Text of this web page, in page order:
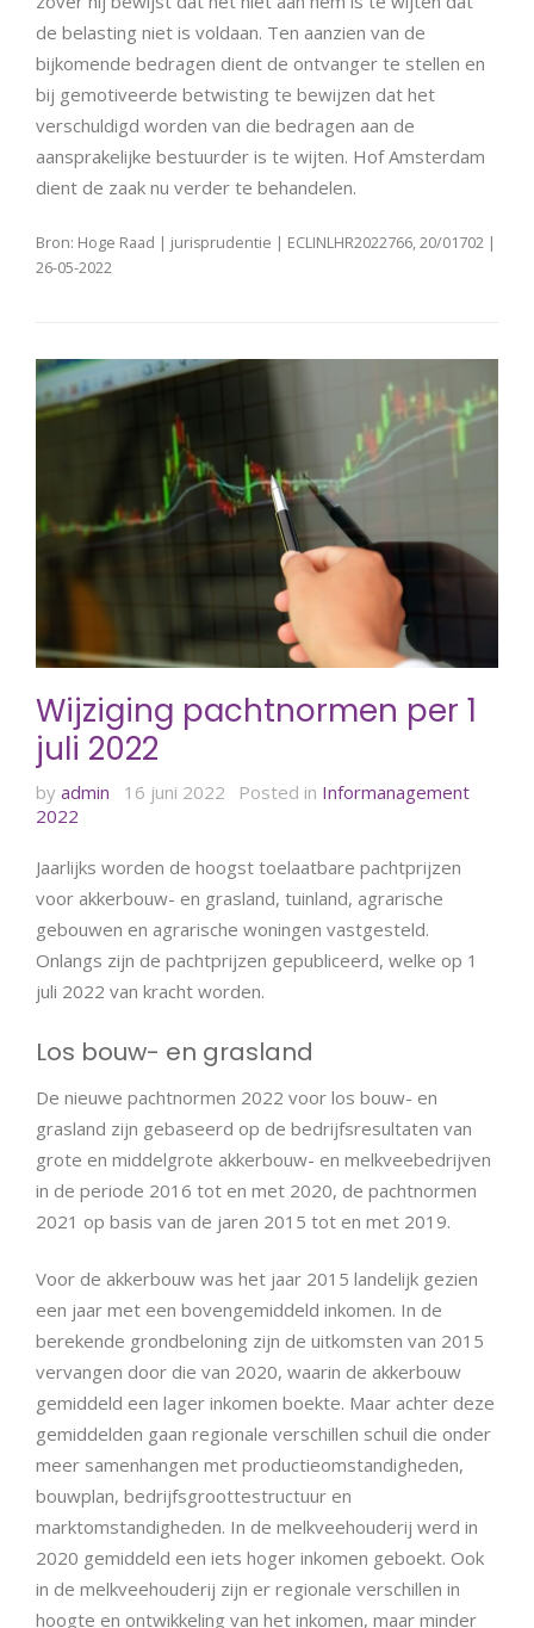
de belasting niet is voldaan. Ten aanzien van de
bijkomende bedragen dient de ontvanger te stellen en
bij gemotiveerde betwisting te bewijzen dat het
verschuldigd worden van die bedragen aan de
aansprakelijke bestuurder is te wijten. Hof Amsterdam
dient de zaak nu verder te behandelen.
Bron: Hoge Raad | jurisprudentie | ECLINLHR2022766, 20/01702 |
26-05-2022
Wijziging pachtnormen per 1
juli 2022
by admin 16 juni 2022 Posted in Informanagement
2022
Jaarlijks worden de hoogst toelaatbare pachtprijzen
voor akkerbouw- en grasland, tuinland, agrarische
gebouwen en agrarische woningen vastgesteld.
Onlangs zijn de pachtprijzen gepubliceerd, welke op 1
juli 2022 van kracht worden.
Los bouw- en grasland
De nieuwe pachtnormen 2022 voor los bouw- en
grasland zijn gebaseerd op de bedrijfsresultaten van
grote en middelgrote akkerbouw- en melkveebedrijven
in de periode 2016 tot en met 2020, de pachtnormen
2021 op basis van de jaren 2015 tot en met 2019.
Voor de akkerbouw was het jaar 2015 landelijk gezien
een jaar met een bovengemiddeld inkomen. In de
berekende grondbeloning zijn de uitkomsten van 2015
vervangen door die van 2020, waarin de akkerbouw
gemiddeld een lager inkomen boekte. Maar achter deze
gemiddelden gaan regionale verschillen schuil die onder
meer samenhangen met productieomstandigheden,
bouwplan, bedrijfsgroottestructuur en
marktomstandigheden. In de melkveehouderij werd in
2020 gemiddeld een iets hoger inkomen geboekt. Ook
in de melkveehouderij zijn er regionale verschillen in
hoogte en ontwikkeling van het inkomen, maar minder